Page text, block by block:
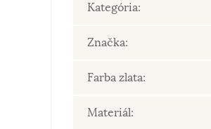
Kategória:
Značka:
Farba zlata:
Materiál: